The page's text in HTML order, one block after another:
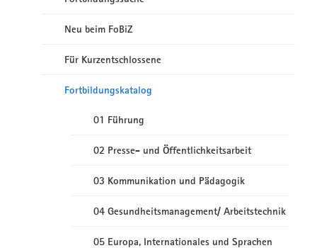
Neu beim FoBiZ
Für Kurzentschlossene
Fortbildungskatalog
01 Führung
02 Presse- und Öffentlichkeitsarbeit
03 Kommunikation und Pädagogik
04 Gesundheitsmanagement/ Arbeitstechnik
05 Europa, Internationales und Sprachen